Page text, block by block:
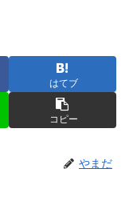
はてブ
コピー
やまだ